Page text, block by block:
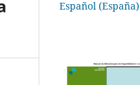
Español (España)